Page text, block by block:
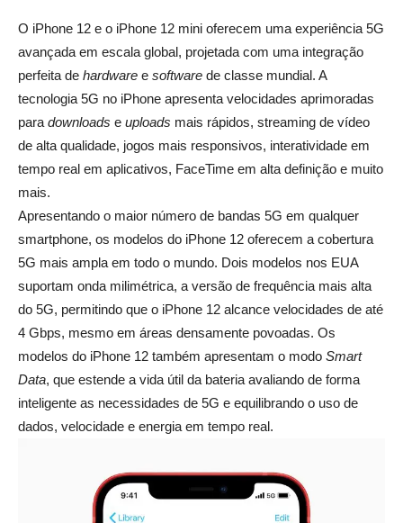
O iPhone 12 e o iPhone 12 mini oferecem uma experiência 5G
avançada em escala global, projetada com uma integração
perfeita de hardware e software de classe mundial. A
tecnologia 5G no iPhone apresenta velocidades aprimoradas
para downloads e uploads mais rápidos, streaming de vídeo
de alta qualidade, jogos mais responsivos, interatividade em
tempo real em aplicativos, FaceTime em alta definição e muito
mais.
Apresentando o maior número de bandas 5G em qualquer
smartphone, os modelos do iPhone 12 oferecem a cobertura
5G mais ampla em todo o mundo. Dois modelos nos EUA
suportam onda milimétrica, a versão de frequência mais alta
do 5G, permitindo que o iPhone 12 alcance velocidades de até
4 Gbps, mesmo em áreas densamente povoadas. Os
modelos do iPhone 12 também apresentam o modo Smart
Data, que estende a vida útil da bateria avaliando de forma
inteligente as necessidades de 5G e equilibrando o uso de
dados, velocidade e energia em tempo real.